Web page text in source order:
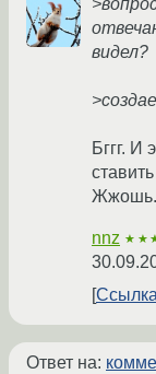
видел?
Бггг. И
Жжошь.
nnz
Ответ на: